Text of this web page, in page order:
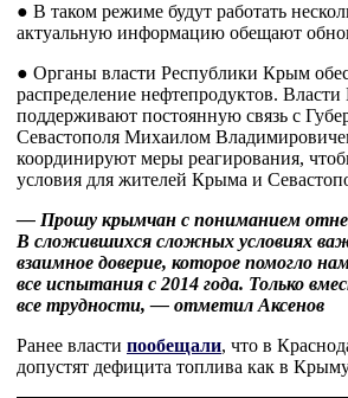
● В таком режиме будут работать
актуальную информацию обещают
● Органы власти Республики Крым
распределение нефтепродуктов.
поддерживают постоянную связь с
Севастополя Михаилом
координируют меры реагирования,
условия для жителей Крыма и
— Прошу крымчан с пониманием
В сложившихся сложных условиях
взаимное доверие, которое помогло
все испытания с 2014 года. Только
все трудности, — отметил Аксенов
Ранее власти пообещали, что в
допустят дефицита топлива как в